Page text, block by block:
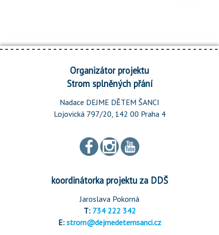
Organizátor projektu
Strom splněných přání
Nadace DEJME DĚTEM ŠANCI
Lojovická 797/20, 142 00 Praha 4
koordinátorka projektu za DDŠ
Jaroslava Pokorná
T: 734 222 342
E: strom@dejmedetemsanci.cz